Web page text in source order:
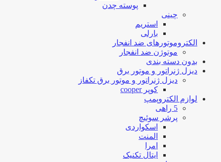
پوسته چدن
چینی
استریم
بارلی
الکتروموتورهای ضد انفجار
موتوژن ضد انفجار
بدون دسته بندی
دیزل ژنراتور و موتور برق
دیزل ژنراتور و موتور برق تکفاز
کوپر cooper
لوازم الکتروپمپ
5 راهی
پرشر سوئیچ
اسکواردی
المنت
امرا
ایتال تکنیک